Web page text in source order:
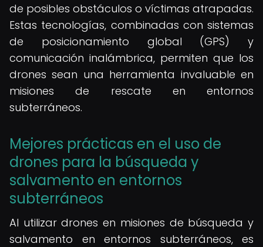
de posibles obstáculos o víctimas atrapadas.
Estas tecnologías, combinadas con sistemas
de posicionamiento global (GPS) y
comunicación inalámbrica, permiten que los
drones sean una herramienta invaluable en
misiones de rescate en entornos
subterráneos.
Mejores prácticas en el uso de
drones para la búsqueda y
salvamento en entornos
subterráneos
Al utilizar drones en misiones de búsqueda y
salvamento en entornos subterráneos, es